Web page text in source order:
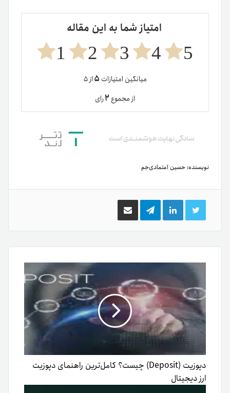
امتیاز شما به این مقاله
5
4
3
2
1
میانگین امتیازات ۵از ۵
از مجموع۲رای
نویسنده: حسین اعتمادی‌جم
توییتر لینکدینتلگرام اشتراک
گذاری
ایمیل
دپوزیت (Deposit) چیست؟ کامل‌ترین راهنمای دپوزیت
ارز دیجیتال